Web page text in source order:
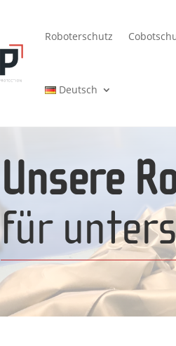
Roboterschutz
Deutsch
Unsere
für